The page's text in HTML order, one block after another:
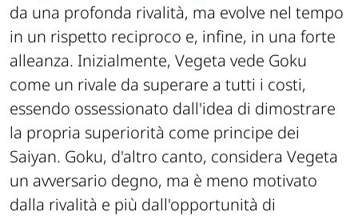
da una profonda rivalità, ma evolve nel tempo
in un rispetto reciproco e, infine, in una forte
alleanza. Inizialmente, Vegeta vede Goku
come un rivale da superare a tutti i costi,
essendo ossessionato dall'idea di dimostrare
la propria superiorità come principe dei
Saiyan. Goku, d'altro canto, considera Vegeta
un avversario degno, ma è meno motivato
dalla rivalità e più dall'opportunità di